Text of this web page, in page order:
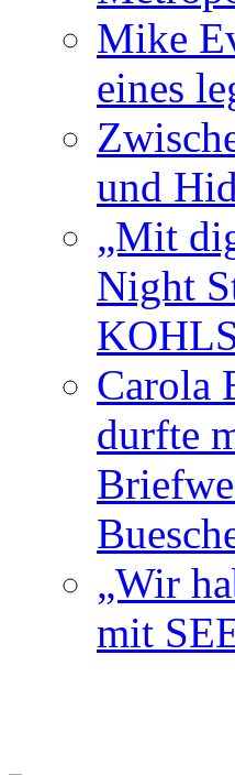
Mike
eines
und
„Mit
Night
Carola
durfte
„Wir
mit